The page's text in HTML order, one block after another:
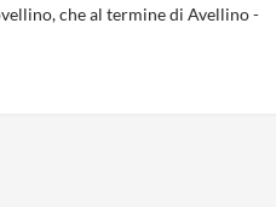
che al termine di Avellino -